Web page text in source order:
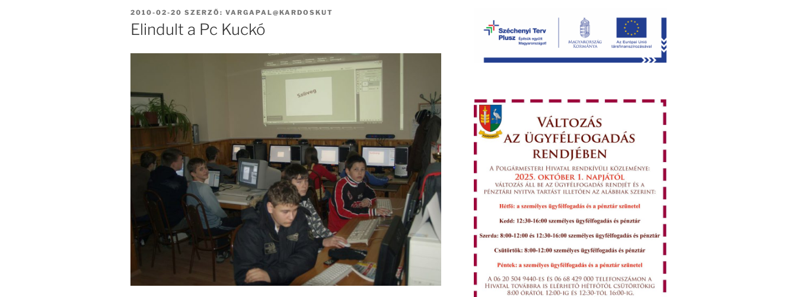
BEKÜLDVE:
2010-02-20 SZERZŐ: VARGAPAL@KARDOSKUT
Elindult a Pc Kuckó